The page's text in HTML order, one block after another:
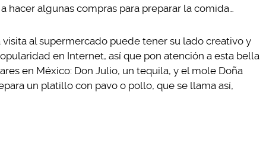
algunas compras para preparar la comida…
al supermercado puede tener su lado creativo y
en Internet, así que pon atención a esta bella
en México: Don Julio, un tequila, y el mole Doña
un platillo con pavo o pollo, que se llama así,